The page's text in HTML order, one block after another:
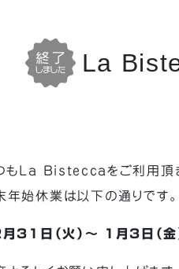
La
もLa Bisteccaをご利用頂き
年始休業は以下の通りです。
31日（火）～ 1月3日（金